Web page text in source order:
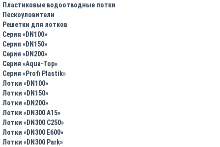
Пластиковые водоотводные лотки
Пескоуловители
Решетки для лотков
Серия «DN100»
Серия «DN150»
Серия «DN200»
Серия «Aqua-Top»
Серия «Profi Plastik»
Лотки «DN100»
Лотки «DN150»
Лотки «DN200»
Лотки «DN300 A15»
Лотки «DN300 C250»
Лотки «DN300 E600»
Лотки «DN300 Park»